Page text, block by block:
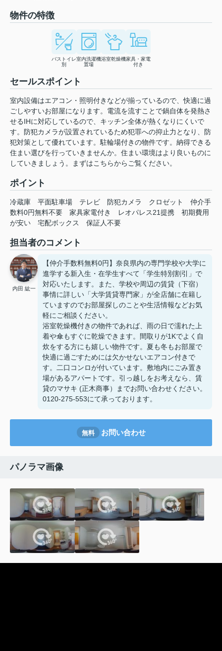
物件の特徴
バストイレ
別
室内洗濯機
置場
浴室乾燥機家具・家電
付き
セールスポイント
室内設備はエアコン・照明付きなどが揃っているので、快適に過
ごしやすいお部屋になります。電流を流すことで鍋自体を発熱さ
せるIHに対応しているので、キッチン全体が熱くなりにくいで
す。防犯カメラが設置されているため犯罪への抑止力となり、防
犯対策として優れています。駐輪場付きの物件です。納得できる
住まい選びを行っていきませんか。住まい環境はより良いものに
していきましょう。まずはこちらからご覧ください。
ポイント
冷蔵庫 平面駐車場 テレビ 防犯カメラ クロゼット
仲介手
数料0円無料不要
家具家電付き レオパレス21提携
初期費用
が安い
宅配ボックス 保証人不要
担当者のコメント
内田 紘一
【仲介手数料無料0円】奈良県内の専門学校や大学に
進学する新入生・在学生すべて「学生特別割引」で
対応いたします。また、学校や周辺の賃貸（下宿）
事情に詳しい「大学賃貸専門家」が全店舗に在籍し
ていますのでお部屋探しのことや生活情報などお気
軽にご相談ください。
浴室乾燥機付きの物件であれば、雨の日で濡れた上
着や傘もすぐに乾燥できます。間取りが1Kでよく自
炊をする方にも嬉しい物件です。夏も冬もお部屋で
快適に過ごすためには欠かせないエアコン付きで
す。二口コンロが付いています。敷地内にごみ置き
場があるアパートです。引っ越しをお考えなら、賃
貸のマサキ (正木商事）までお問い合わせください。
0120-275-553にて承っております。
無料 お問い合わせ
パノラマ画像